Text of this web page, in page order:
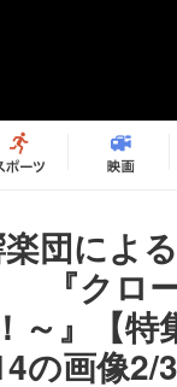
団によ
『クロ
～』【特
の画像2/3